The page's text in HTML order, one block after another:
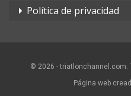
Política de privacidad
© 2026 - triatlonchannel.com.
Página web